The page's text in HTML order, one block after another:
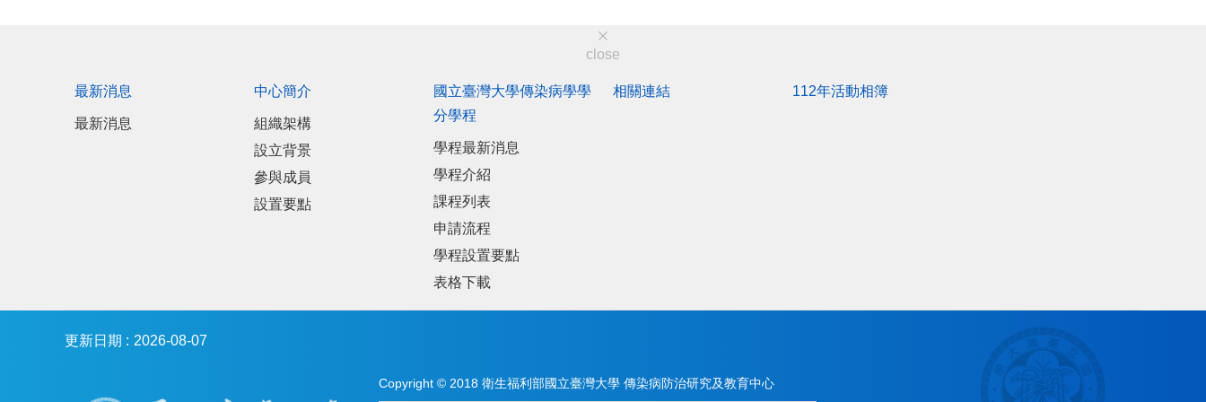
close
最新消息
最新消息
中心簡介
組織架構
設立背景
參與成員
設置要點
國立臺灣大學傳染病學學
分學程
學程最新消息
學程介紹
課程列表
申請流程
學程設置要點
表格下載
相關連結 112年活動相簿
更新日期 2026-08-07
Copyright © 2018 衛生福利部國立臺灣大學 傳染病防治研究及教育中心